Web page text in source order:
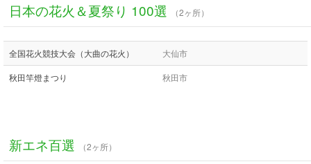
日本の花火＆夏祭り 100選 （2ヶ所）
全国花火競技大会（大曲の花火） 大仙市
秋田竿燈まつり 秋田市
新エネ百選 （2ヶ所）